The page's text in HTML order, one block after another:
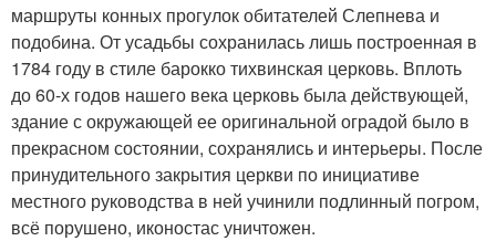
маршруты конных прогулок обитателей Слепнева и
подобина. От усадьбы сохранилась лишь построенная в
1784 году в стиле барокко тихвинская церковь. Вплоть
до 60-х годов нашего века церковь была действующей,
здание с окружающей ее оригинальной оградой было в
прекрасном состоянии, сохранялись и интерьеры. После
принудительного закрытия церкви по инициативе
местного руководства в ней учинили подлинный погром,
всё порушено, иконостас уничтожен.